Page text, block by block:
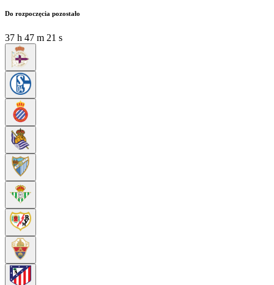
Do rozpoczęcia pozostało
37 h 47 m 19 s